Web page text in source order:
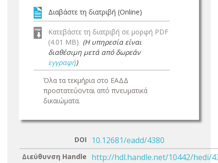
Διαβάστε τη διατριβή (Online)
Κατεβάστε τη διατριβή σε μορφή PDF
(4.01 MB) (Η υπηρεσία είναι
διαθέσιμη μετά από δωρεάν
εγγραφή)
Όλα τα τεκμήρια στο ΕΑΔΔ
προστατεύονται από πνευματικά
δικαιώματα.
DOI 10.12681/eadd/4380
Διεύθυνση Handle http://hdl.handle.net/10442/hedi/